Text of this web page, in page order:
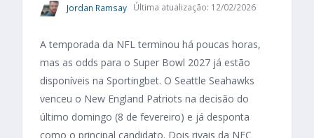
Jordan Ramsay Última atualização: 12/02/2026
A temporada da NFL terminou há poucas horas,
mas as odds para o Super Bowl 2027 já estão
disponíveis na Sportingbet. O Seattle Seahawks
venceu o New England Patriots na decisão do
último domingo (8 de fevereiro) e já desponta
como o principal candidato. Dois rivais da NFC